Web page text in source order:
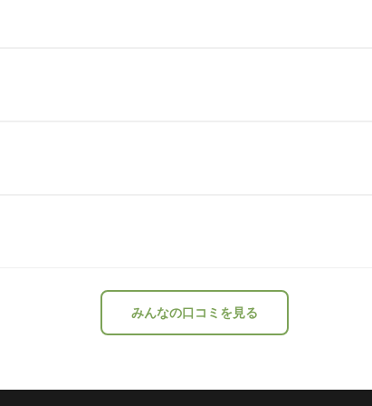
みんなの口コミを見る